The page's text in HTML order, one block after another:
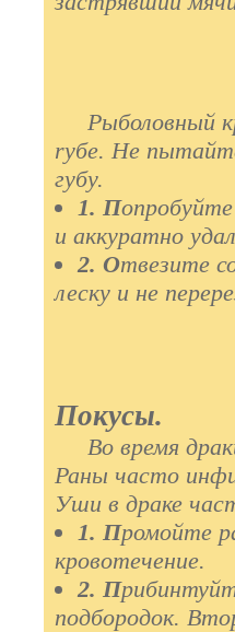
Рыболовный
ryбe. Не
губу.
1. П
и аккуратно
2. Отвезите
леску и не
Покусы.
Во время
Раны часто
Уши в драке
1. Промойте
кровотечение.
2. П
подбородок.